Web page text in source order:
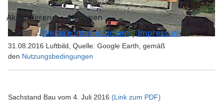
31.08.2016 Luftbild, Quelle: Google Earth, gemäß
den Nutzungsbedingungen
Sachstand Bau vom 4. Juli 2016 (Link zum PDF)
Akzeptieren
Ablehnen
Weitere Informationen|Impressum